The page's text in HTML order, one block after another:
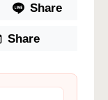
Share
Share